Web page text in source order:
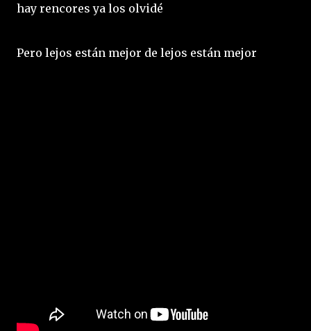
hay rencores ya los olvidé
Pero lejos están mejor de lejos están mejor